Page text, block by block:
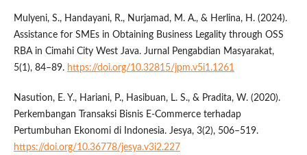
Mulyeni, S., Handayani, R., Nurjamad, M. A., & Herlina, H. (2024).
Assistance for SMEs in Obtaining Business Legality through OSS
RBA in Cimahi City West Java. Jurnal Pengabdian Masyarakat,
5(1), 84–89. https://doi.org/10.32815/jpm.v5i1.1261
Nasution, E. Y., Hariani, P., Hasibuan, L. S., & Pradita, W. (2020).
Perkembangan Transaksi Bisnis E-Commerce terhadap
Pertumbuhan Ekonomi di Indonesia. Jesya, 3(2), 506–519.
https://doi.org/10.36778/jesya.v3i2.227